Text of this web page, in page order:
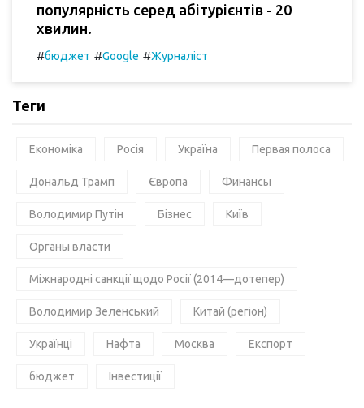
популярність серед абітурієнтів - 20
хвилин.
#бюджет #Google #Журналіст
Теги
Економіка Росія Україна Первая полоса
Дональд Трамп Європа Финансы
Володимир Путін Бізнес Київ
Органы власти
Міжнародні санкції щодо Росії (2014—дотепер)
Володимир Зеленський Китай (регіон)
Українці Нафта Москва Експорт
бюджет Інвестиції